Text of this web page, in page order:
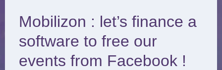
Mobilizon : let’s finance a
software to free our
events from Facebook !